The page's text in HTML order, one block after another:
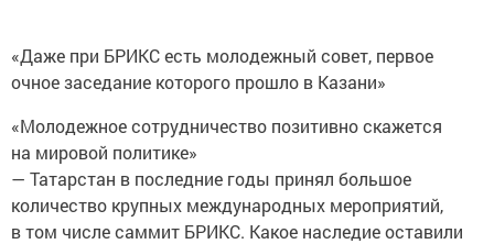
«Даже при БРИКС есть молодежный совет, первое
очное заседание которого прошло в Казани»
«Молодежное сотрудничество позитивно скажется
на мировой политике»
— Татарстан в последние годы принял большое
количество крупных международных мероприятий,
в том числе саммит БРИКС. Какое наследие оставили